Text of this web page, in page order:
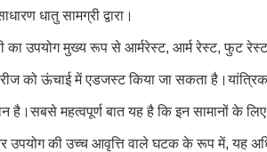
धातु सामग्री द्वारा।
का उपयोग मुख्य रूप से आर्मरेस्ट, आर्म रेस्ट, फुट
को ऊंचाई में एडजस्ट किया जा सकता
है।सबसे महत्वपूर्ण बात यह है कि इन सामानों के
उपयोग की उच्च आवृत्ति वाले घटक के रूप में, यह